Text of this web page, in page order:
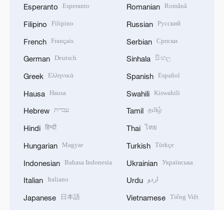
Esperanto Esperanto
Filipino Filipino
French Français
German Deutsch
Greek Ελληνικά
Hausa Hausa
Hebrew עברית
Hindi हिन्दी
Hungarian Magyar
Indonesian Bahasa Indonesia
Italian Italiano
Japanese
日本語
Romanian Română
Russian Русский
Serbian Српски
Sinhala සිංහල
Spanish Español
Swahili Kiswahili
Tamil தமிழ்
Thai ไทย
Turkish Türkçe
Ukrainian Українська
Urdu اردو
Vietnamese Tiếng Việt